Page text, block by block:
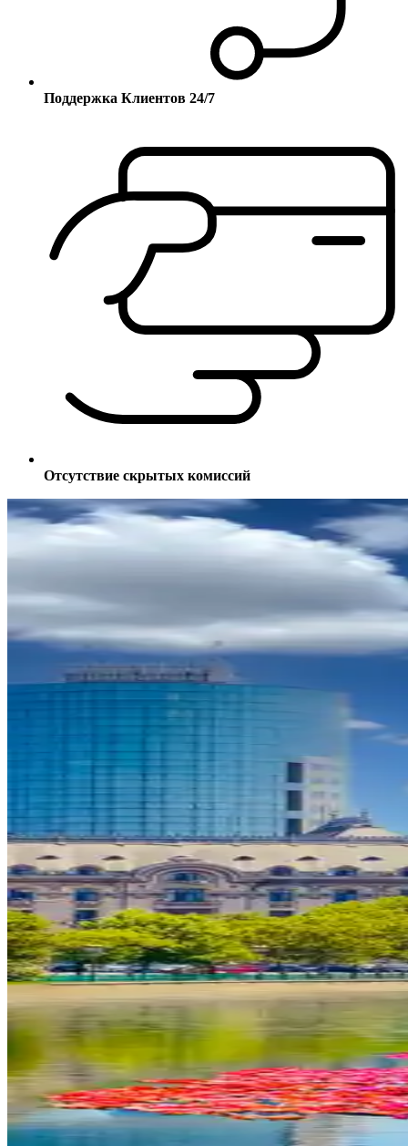
Поддержка Клиентов 24/7
Отсутствие скрытых комиссий